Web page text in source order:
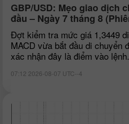
GBP/USD: Mẹo giao dịch
đầu – Ngày 7 tháng 8
Đợt kiểm tra mức giá 1,3449
MACD vừa bắt đầu di chuyển
xác nhận đây là điểm vào lệnh.
07:12 2026-08-07 UTC--4